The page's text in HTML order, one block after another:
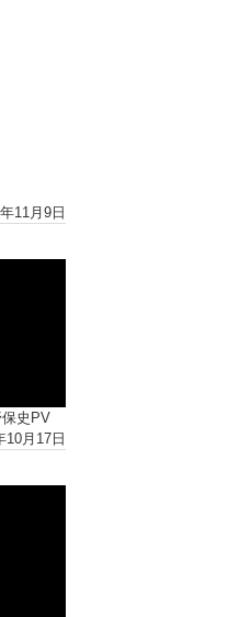
11月9日
史PV
10月17日